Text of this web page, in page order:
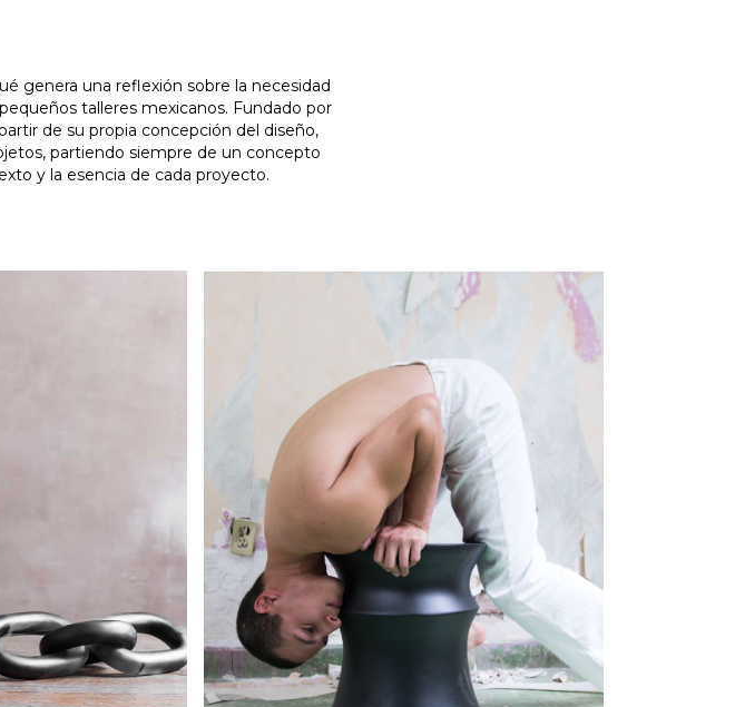
genera una reflexión sobre la necesidad
talleres mexicanos. Fundado por
de su propia concepción del diseño,
partiendo siempre de un concepto
y la esencia de cada proyecto.